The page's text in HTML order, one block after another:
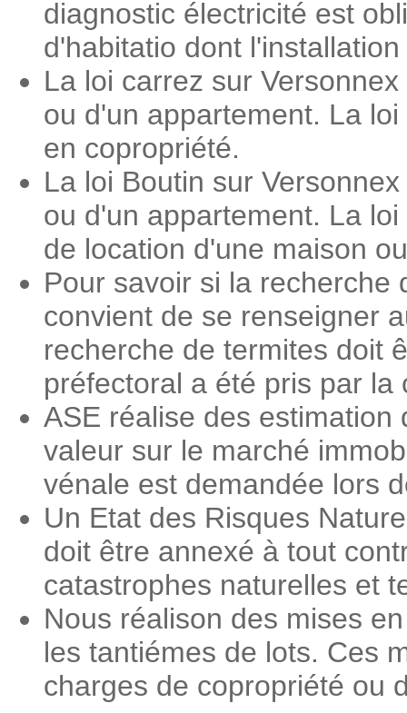
diagnostic électricité est
d'habitatio dont
La loi carrez sur
ou d'un appartement. La
en copropriété.
La loi Boutin sur
ou d'un appartement. La
de location d'une maison
Pour savoir si la recherche
convient de se renseigner
recherche de termites doit
préfectoral a été pris par la
ASE réalise des
valeur sur le marché
vénale est demandée lors
Un Etat des Risques
doit être annexé à tout
catastrophes naturelles et
Nous réalison des mises
les tantiémes de lots. Ces
charges de copropriété ou